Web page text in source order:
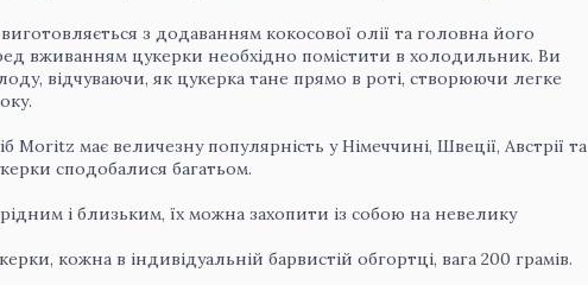
з додаванням кокосової олії та головна його
вживанням цукерки необхідно помістити в холодильник. Ви
відчуваючи, як цукерка тане прямо в роті, створюючи легке
має величезну популярність у Німеччині, Швеції, Австрії та
сподобалися багатьом.
і близьким, їх можна захопити із собою на невелику
кожна в індивідуальній барвистій обгортці, вага 200 грамів.